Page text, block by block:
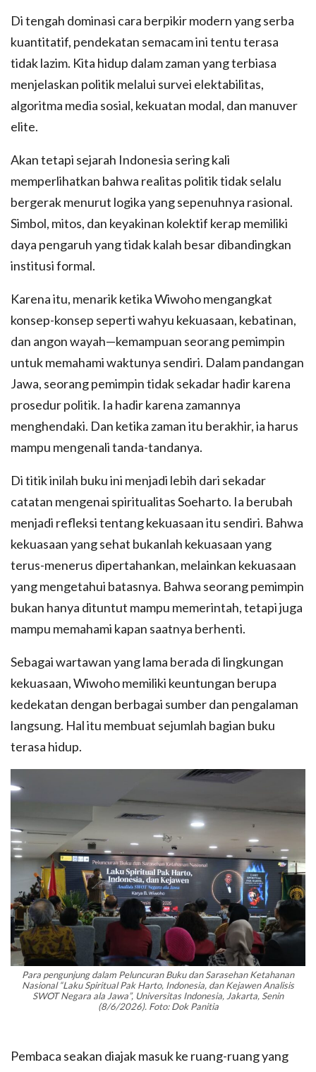
Di tengah dominasi cara berpikir modern yang serba
kuantitatif, pendekatan semacam ini tentu terasa
tidak lazim. Kita hidup dalam zaman yang terbiasa
menjelaskan politik melalui survei elektabilitas,
algoritma media sosial, kekuatan modal, dan manuver
elite.
Akan tetapi sejarah Indonesia sering kali
memperlihatkan bahwa realitas politik tidak selalu
bergerak menurut logika yang sepenuhnya rasional.
Simbol, mitos, dan keyakinan kolektif kerap memiliki
daya pengaruh yang tidak kalah besar dibandingkan
institusi formal.
Karena itu, menarik ketika Wiwoho mengangkat
konsep-konsep seperti wahyu kekuasaan, kebatinan,
dan angon wayah—kemampuan seorang pemimpin
untuk memahami waktunya sendiri. Dalam pandangan
Jawa, seorang pemimpin tidak sekadar hadir karena
prosedur politik. Ia hadir karena zamannya
menghendaki. Dan ketika zaman itu berakhir, ia harus
mampu mengenali tanda-tandanya.
Di titik inilah buku ini menjadi lebih dari sekadar
catatan mengenai spiritualitas Soeharto. Ia berubah
menjadi refleksi tentang kekuasaan itu sendiri. Bahwa
kekuasaan yang sehat bukanlah kekuasaan yang
terus-menerus dipertahankan, melainkan kekuasaan
yang mengetahui batasnya. Bahwa seorang pemimpin
bukan hanya dituntut mampu memerintah, tetapi juga
mampu memahami kapan saatnya berhenti.
Sebagai wartawan yang lama berada di lingkungan
kekuasaan, Wiwoho memiliki keuntungan berupa
kedekatan dengan berbagai sumber dan pengalaman
langsung. Hal itu membuat sejumlah bagian buku
terasa hidup.
Para pengunjung dalam Peluncuran Buku dan Sarasehan Ketahanan
Nasional “Laku Spiritual Pak Harto, Indonesia, dan Kejawen Analisis
SWOT Negara ala Jawa”, Universitas Indonesia, Jakarta, Senin
(8/6/2026). Foto: Dok Panitia
Pembaca seakan diajak masuk ke ruang-ruang yang